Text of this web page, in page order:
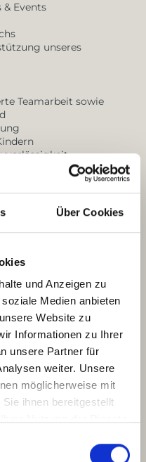
Über Cookies
und Anzeigen zu
Medien anbieten
Website zu
Informationen zu Ihrer
unsere Partner für
weiter. Unsere
möglicherweise mit
ihnen bereitgestellt
& Events
unseres
Teamarbeit sowie
zu arbeiten
eingespielten,
Arbeitsgestaltung
Geschäftsbereiche und
Projekten Deine
des einstein
Duisburg und
CrossFit, Yoga,
Unternehmenskultur,
im dynamischen
? Du teilst unsere